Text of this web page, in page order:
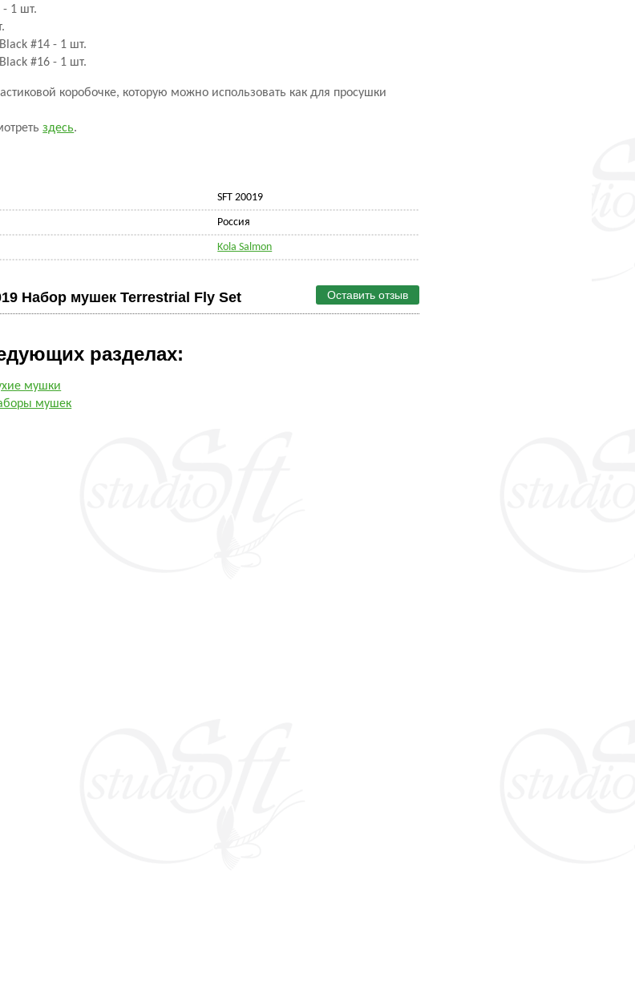
- 1 шт.
#14 - 1 шт.
#16 - 1 шт.
коробочке, которую можно использовать как для просушки
здесь.
SFT 20019
Россия
Kola Salmon
Набор мушек Terrestrial Fly Set Оставить отзыв
разделах:
мушки
мушек